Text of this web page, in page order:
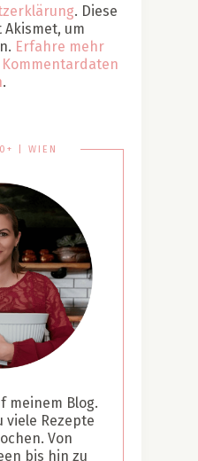
. Diese
um
Erfahre mehr
.
| WIEN
meinem Blog.
viele Rezepte
Von
bis hin zu